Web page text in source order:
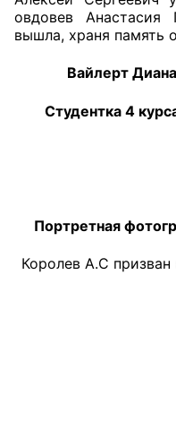
Экспертный
Совет ОП КО
Общественный
Регламент ОП КО
Кодекс этики ОП
овдовев
вышла, храня
Вайлерт
Студентка 4
Портретная
Королев А.С